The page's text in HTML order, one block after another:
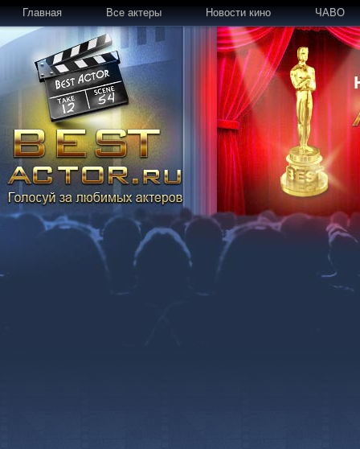
Главная Все актеры Новости кино ЧАВО